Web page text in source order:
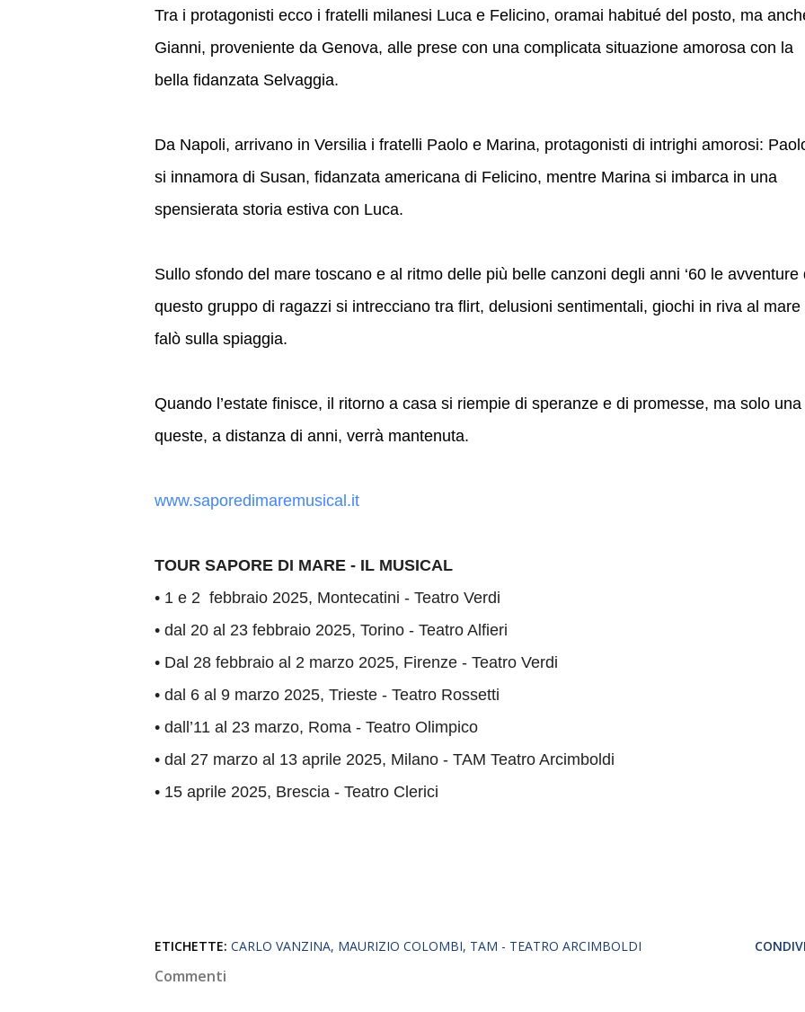
Tra i protagonisti ecco i fratelli milanesi Luca e Felicino, oramai habitué del posto, ma
Gianni, proveniente da Genova, alle prese con una complicata situazione amorosa con la
bella fidanzata Selvaggia.
Da Napoli, arrivano in Versilia i fratelli Paolo e Marina, protagonisti di intrighi amorosi:
si innamora di Susan, fidanzata americana di Felicino, mentre Marina si imbarca in una
spensierata storia estiva con Luca.
Sullo sfondo del mare toscano e al ritmo delle più belle canzoni degli anni ‘60 le avventure
questo gruppo di ragazzi si intrecciano tra flirt, delusioni sentimentali, giochi in riva al mare
falò sulla spiaggia.
Quando l’estate finisce, il ritorno a casa si riempie di speranze e di promesse, ma solo una
queste, a distanza di anni, verrà mantenuta.
www.saporedimaremusical.it
TOUR SAPORE DI MARE - IL MUSICAL
• 1 e 2 febbraio 2025, Montecatini - Teatro Verdi
• dal 20 al 23 febbraio 2025, Torino - Teatro Alfieri
• Dal 28 febbraio al 2 marzo 2025, Firenze - Teatro Verdi
• dal 6 al 9 marzo 2025, Trieste - Teatro Rossetti
• dall’11 al 23 marzo, Roma - Teatro Olimpico
• dal 27 marzo al 13 aprile 2025, Milano - TAM Teatro Arcimboldi
• 15 aprile 2025, Brescia - Teatro Clerici
ETICHETTE: CARLO VANZINA MAURIZIO COLOMBI TAM - TEATRO ARCIMBOLDI
Commenti